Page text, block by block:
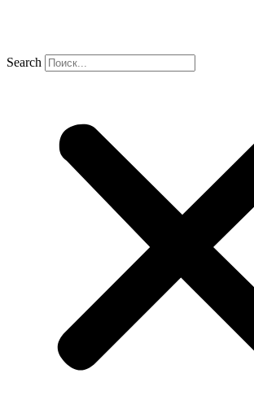
Search